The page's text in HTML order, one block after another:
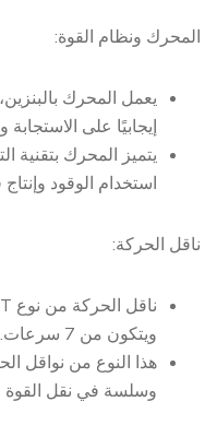
المحرك ونظام القوة:
إيجابيًا على الاستجابة
يتميز المحرك بتقنية
استخدام الوقود
ناقل الحركة:
ويتكون من 7 سرعات.
هذا النوع من نواقل
وسلسة في نقل القوة